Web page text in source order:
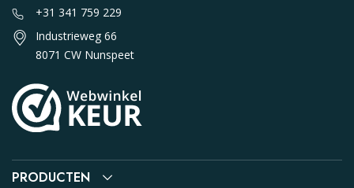
+31 341 759 229
Industrieweg 66
8071 CW Nunspeet
PRODUCTEN